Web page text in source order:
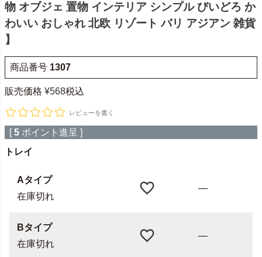
物 オブジェ 置物 インテリア シンプル びいどろ か
わいい おしゃれ 北欧 リゾート バリ アジアン 雑貨
】
商品番号 1307
販売価格 ¥568税込
レビューを書く
[ 5 ポイント進呈 ]
トレイ
Aタイプ
在庫切れ
—
Bタイプ
在庫切れ
—